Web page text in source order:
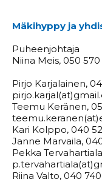
Mäkihyppy ja
Puheenjohtaja
Niina Meis, 050
Pirjo Karjalainen,
Teemu Keränen,
Kari Kolppo, 040
Janne Marvaila,
Pekka
Riina Valto, 040